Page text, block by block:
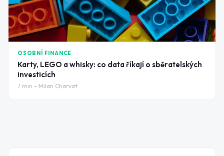
OSOBNÍ FINANCE
Karty, LEGO a whisky: co data říkají o sběratelských
investicích
7 min - Milan Charvat